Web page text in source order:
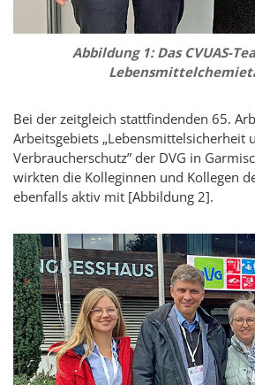
Abbildung 1: Das CVUAS-
Bei der zeitgleich stattfindenden 65.
Arbeitsgebiets „Lebensmittelsicherheit
Verbraucherschutz” der DVG in
wirkten die Kolleginnen und Kollegen
ebenfalls aktiv mit [Abbildung 2].